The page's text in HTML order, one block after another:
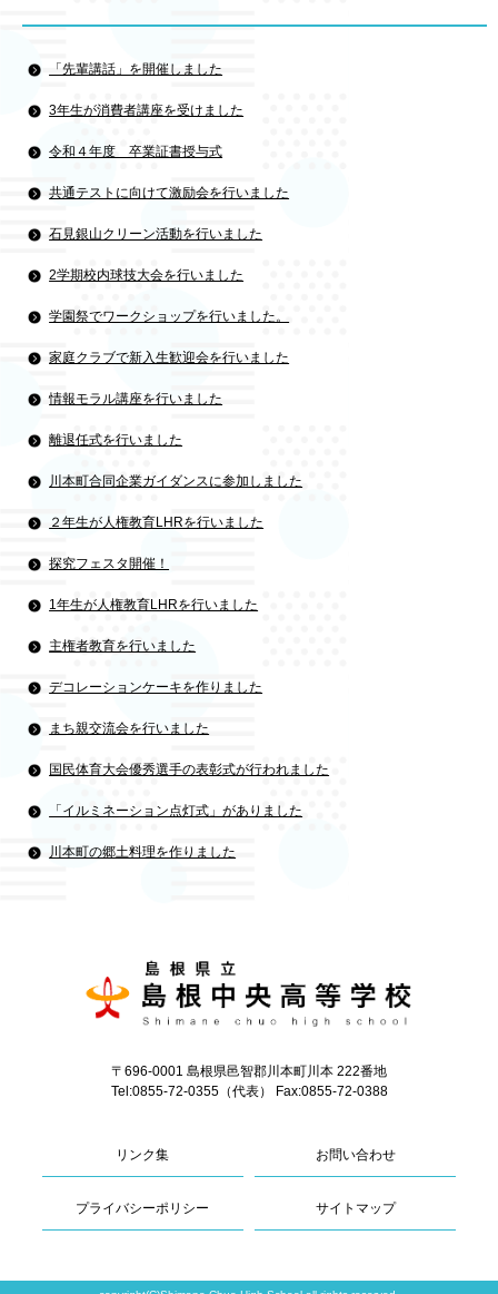
「先輩講話」を開催しました
3年生が消費者講座を受けました
令和４年度 卒業証書授与式
共通テストに向けて激励会を行いました
石見銀山クリーン活動を行いました
2学期校内球技大会を行いました
学園祭でワークショップを行いました。
家庭クラブで新入生歓迎会を行いました
情報モラル講座を行いました
離退任式を行いました
川本町合同企業ガイダンスに参加しました
２年生が人権教育LHRを行いました
探究フェスタ開催！
1年生が人権教育LHRを行いました
主権者教育を行いました
デコレーションケーキを作りました
まち親交流会を行いました
国民体育大会優秀選手の表彰式が行われました
「イルミネーション点灯式」がありました
川本町の郷土料理を作りました
〒696-0001 島根県邑智郡川本町川本 222番地
Tel:0855-72-0355（代表） Fax:0855-72-0388
リンク集 お問い合わせ
プライバシーポリシー サイトマップ